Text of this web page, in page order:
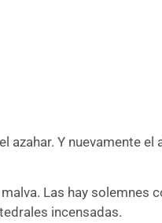
Y nuevamente
Las hay solemnes
incensadas.